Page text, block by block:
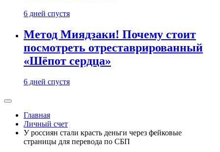
6 дней спустя
Метод Миядзаки! Почему стоит
посмотреть отреставрированный
«Шёпот сердца»
6 дней спустя
Главная
Личный счет
У россиян стали красть деньги через фейковые
страницы для перевода по СБП